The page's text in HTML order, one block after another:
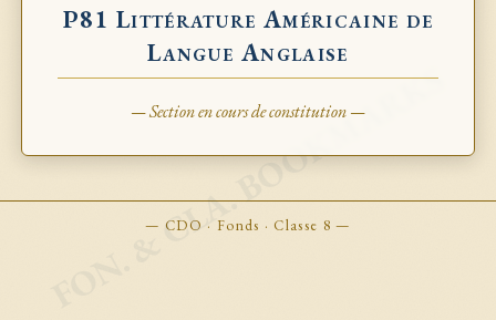
FON. & CLA. BOOKMARKS
P81 Littérature Américaine de
Langue Anglaise
— Section en cours de constitution —
— CDO · Fonds · Classe 8 —